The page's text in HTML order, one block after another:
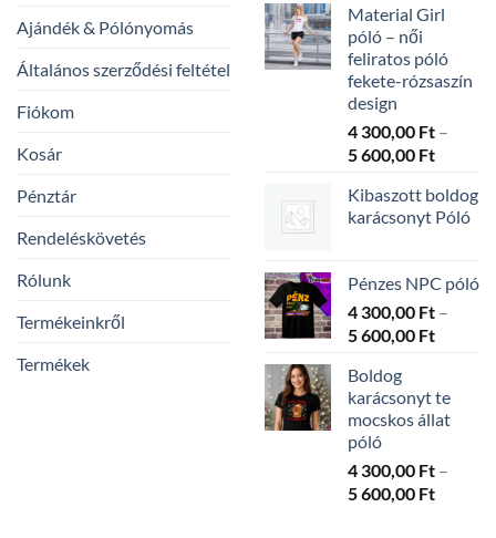
Ajándék & Pólónyomás
Általános szerződési feltétel
Fiókom
Kosár
Pénztár
Rendeléskövetés
Rólunk
Termékeinkről
Termékek
Material Girl
póló – női
feliratos póló
fekete-rózsaszín
design
4 300,00 Ft –
5 600,00 Ft
300,00
-
Kibaszott boldog
karácsonyt Póló
Pénzes NPC póló
4 300,00 Ft –
5 600,00 Ft
-
5
Boldog
karácsonyt te
mocskos állat
póló
4 300,00 Ft –
5 600,00 Ft